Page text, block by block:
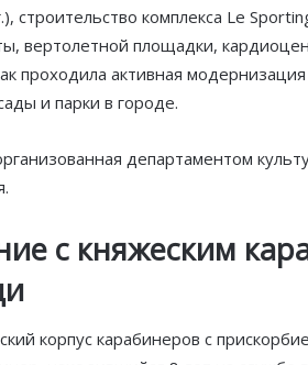
строительство комплекса Le
вертолетной площадки,
проходила активная
и парки в городе.
департаментом
с княжеским
корпус карабинеров с